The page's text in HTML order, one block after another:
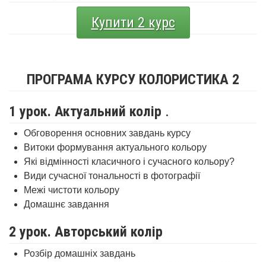
Купити 2 курс
ПРОГРАМА КУРСУ КОЛОРИСТИКА 2
1 урок. Актуальний колір .
Обговорення основних завдань курсу
Витоки формування актуального кольору
Які відмінності класичного і сучасного кольору?
Види сучасної тональності в фотографії
Межі чистоти кольору
Домашнє завдання
2 урок. Авторський колір
Розбір домашніх завдань